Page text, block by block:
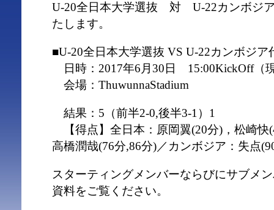
U-20全日本大学選抜 対 U-22カンボジ
たします。
■U-20全日本大学選抜 VS U-22カンボジア
日時：2017年6月30日 15:00KickOff（
会場：ThuwunnaStadium
結果：5（前半2-0,後半3-1）1
【得点】全日本：原岡翼(20分)，松崎快
高橋潤哉(76分,86分)／カンボジア：失点
スターティングメンバーならびにサブメ
資料をご覧ください。